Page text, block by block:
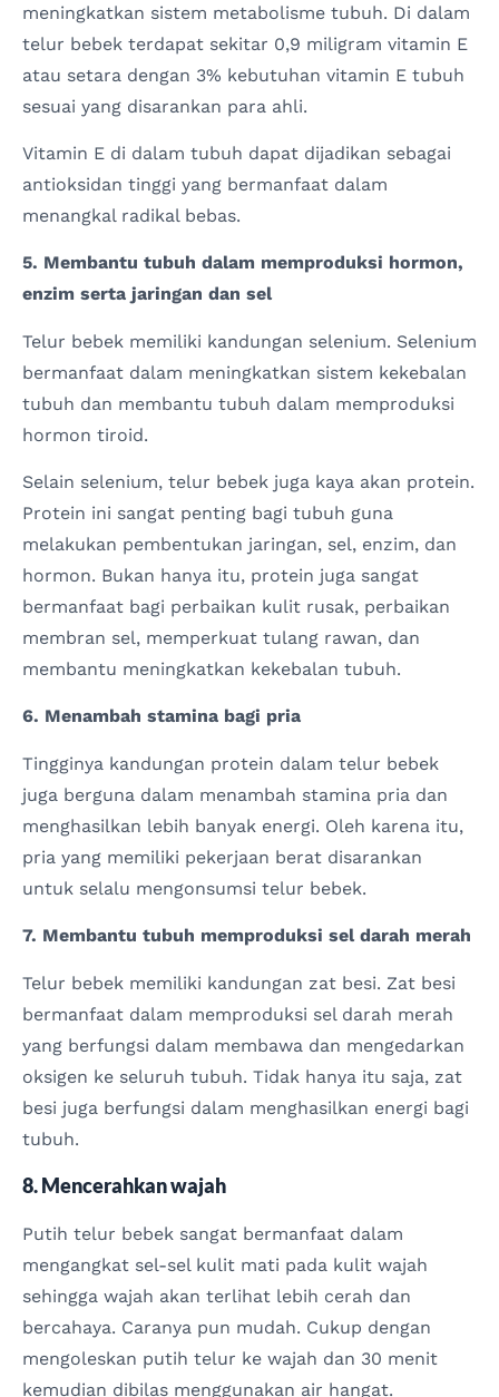
meningkatkan sistem metabolisme tubuh. Di dalam
telur bebek terdapat sekitar 0,9 miligram vitamin E
atau setara dengan 3% kebutuhan vitamin E tubuh
sesuai yang disarankan para ahli.
Vitamin E di dalam tubuh dapat dijadikan sebagai
antioksidan tinggi yang bermanfaat dalam
menangkal radikal bebas.
5. Membantu tubuh dalam memproduksi hormon,
enzim serta jaringan dan sel
Telur bebek memiliki kandungan selenium. Selenium
bermanfaat dalam meningkatkan sistem kekebalan
tubuh dan membantu tubuh dalam memproduksi
hormon tiroid.
Selain selenium, telur bebek juga kaya akan protein.
Protein ini sangat penting bagi tubuh guna
melakukan pembentukan jaringan, sel, enzim, dan
hormon. Bukan hanya itu, protein juga sangat
bermanfaat bagi perbaikan kulit rusak, perbaikan
membran sel, memperkuat tulang rawan, dan
membantu meningkatkan kekebalan tubuh.
6. Menambah stamina bagi pria
Tingginya kandungan protein dalam telur bebek
juga berguna dalam menambah stamina pria dan
menghasilkan lebih banyak energi. Oleh karena itu,
pria yang memiliki pekerjaan berat disarankan
untuk selalu mengonsumsi telur bebek.
7. Membantu tubuh memproduksi sel darah merah
Telur bebek memiliki kandungan zat besi. Zat besi
bermanfaat dalam memproduksi sel darah merah
yang berfungsi dalam membawa dan mengedarkan
oksigen ke seluruh tubuh. Tidak hanya itu saja, zat
besi juga berfungsi dalam menghasilkan energi bagi
tubuh.
8. Mencerahkan wajah
Putih telur bebek sangat bermanfaat dalam
mengangkat sel-sel kulit mati pada kulit wajah
sehingga wajah akan terlihat lebih cerah dan
bercahaya. Caranya pun mudah. Cukup dengan
mengoleskan putih telur ke wajah dan 30 menit
kemudian dibilas menggunakan air hangat.